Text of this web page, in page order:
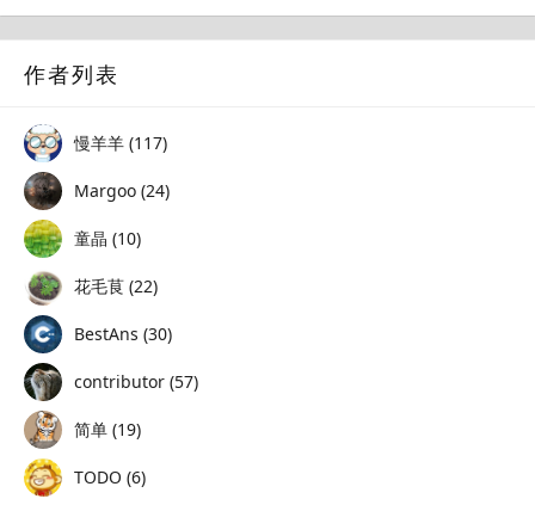
作者列表
慢羊羊 (117)
Margoo (24)
童晶 (10)
花毛茛 (22)
BestAns (30)
contributor (57)
简单 (19)
TODO (6)